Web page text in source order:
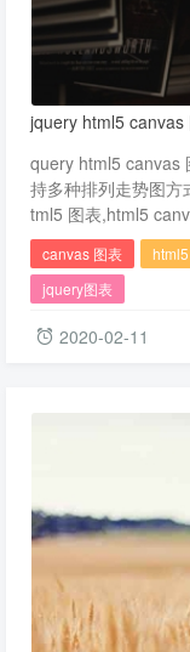
jquery html5 canvas
query html5 canvas
持多种排列走势图
tml5 图表,html5
canvas 图表 html5
jquery图表
2020-02-11